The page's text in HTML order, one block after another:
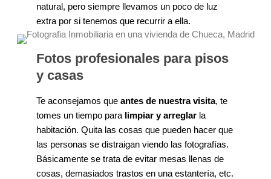
natural, pero siempre llevamos un poco de luz
extra por si tenemos que recurrir a ella.
Fotos profesionales para pisos
y casas
Te aconsejamos que antes de nuestra visita, te
tomes un tiempo para limpiar y arreglarla
habitación. Quita las cosas que pueden hacer que
las personas se distraigan viendo las fotografías.
Básicamente se trata de evitar mesas llenas de
cosas, demasiados trastos en una estantería, etc.